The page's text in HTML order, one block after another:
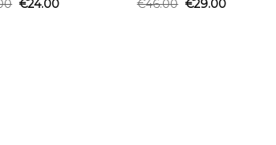
€24.00
€46.00 €29.00